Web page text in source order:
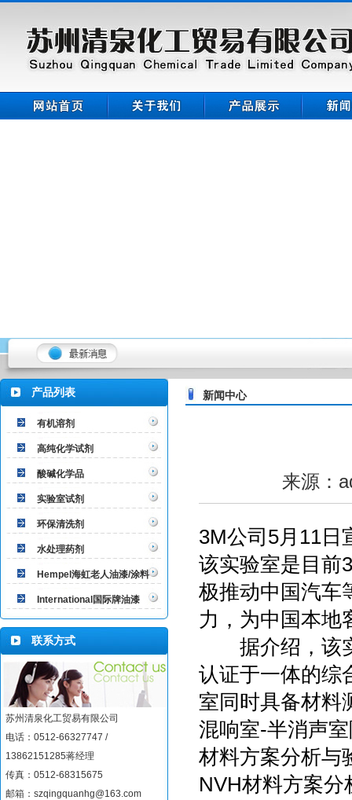
产品列表
有机溶剂
高纯化学试剂
酸碱化学品
实验室试剂
环保清洗剂
水处理药剂
Hempel海虹老人油漆/涂料
International国际牌油漆
联系方式
苏州清泉化工贸易有限公司
电话：0512-66327747 /
13862151285蒋经理
传真：0512-68315675
邮箱：szqingquanhg@163.com
新闻中心
来源：
3M公司5月11日
该实验室是目前
极推动中国汽车
力，为中国本地
据介绍，该实
认证于一体的综
室同时具备材料
混响室-半消声
材料方案分析与
NVH材料方案